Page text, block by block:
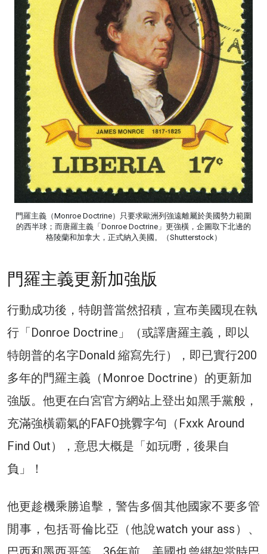
門羅主義（Monroe Doctrine）只要求歐洲列強遠離屬於美國勢力範圍
的西半球；而唐羅主義「Donroe Doctrine」更強橫，企圖取下北邊的
格陵蘭和加拿大，正式納入美國。（Shutterstock）
門羅主義更新加強版
行動成功後，特朗普當然招積，宣布美國現在執
行「Donroe Doctrine」（或譯唐羅主義，即以
特朗普的名字Donald 縮寫先行），即已實行200
多年的門羅主義（Monroe Doctrine）的更新加
強版。他更在白宮官方網站上登出如黑手黨般，
充滿強橫霸氣的FAFO挑釁字句（Fxxk Around
Find Out），意思大概是「如玩嘢，後果自
負」！
他更趁機乘勝追擊，警告多個其他國家不要多管
閒事，包括哥倫比亞（他說watch your ass）、